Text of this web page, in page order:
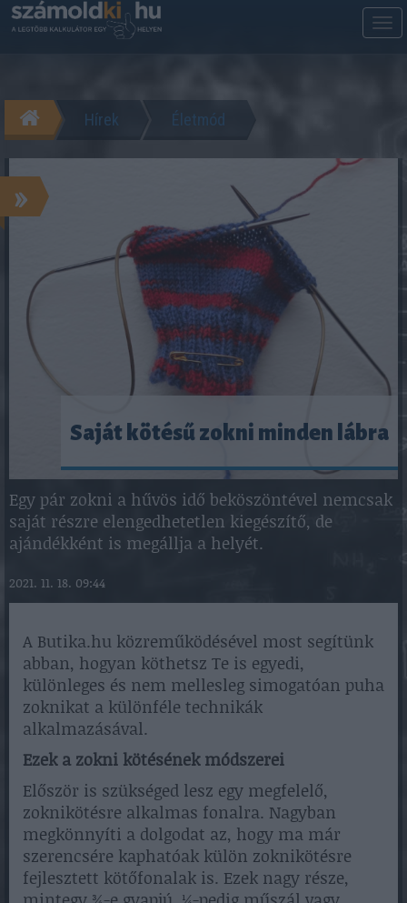
Hírek Életmód
»
Saját kötésű zokni minden lábra
Egy pár zokni a hűvös idő beköszöntével nemcsak
saját részre elengedhetetlen kiegészítő, de
ajándékként is megállja a helyét.
2021. 11. 18. 09:44
A Butika.hu közreműködésével most segítünk
abban, hogyan köthetsz Te is egyedi,
különleges és nem mellesleg simogatóan puha
zoknikat a különféle technikák
alkalmazásával.
Ezek a zokni kötésének módszerei
Először is szükséged lesz egy megfelelő,
zoknikötésre alkalmas fonalra. Nagyban
megkönnyíti a dolgodat az, hogy ma már
szerencsére kaphatóak külön zoknikötésre
fejlesztett kötőfonalak is. Ezek nagy része,